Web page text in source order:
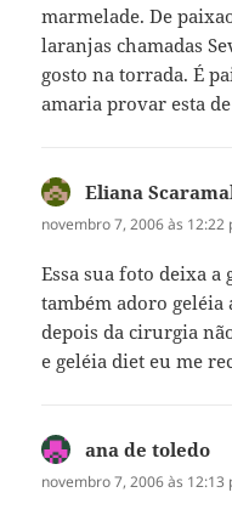
marmelade. De
laranjas chamadas
gosto na torrada. É
amaria provar esta
Eliana
novembro 7, 2006 às 12:22
Essa sua foto deixa a
também adoro geléia
depois da cirurgia
e geléia diet eu me
ana de toledo
novembro 7, 2006 às 12:13